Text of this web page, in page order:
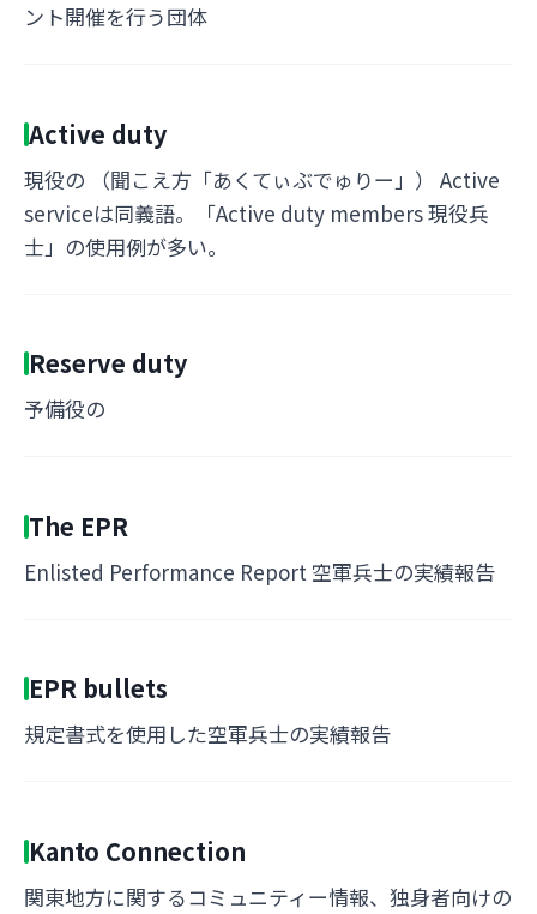
ント開催を行う団体
Active duty
現役の （聞こえ方「あくてぃぶでゅりー」） Active
serviceは同義語。「Active duty members 現役兵
士」の使用例が多い。
Reserve duty
予備役の
The EPR
Enlisted Performance Report 空軍兵士の実績報告
EPR bullets
規定書式を使用した空軍兵士の実績報告
Kanto Connection
関東地方に関するコミュニティー情報、独身者向けの